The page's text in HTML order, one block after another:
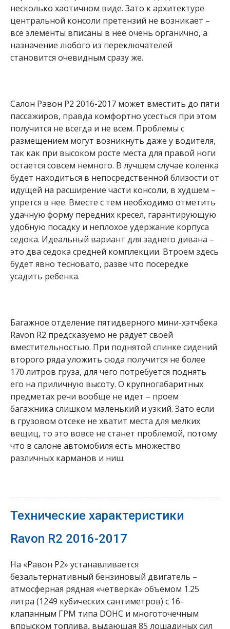
несколько хаотичном виде. Зато к архитектуре
центральной консоли претензий не возникает –
все элементы вписаны в нее очень органично, а
назначение любого из переключателей
становится очевидным сразу же.
Салон Равон Р2 2016-2017 может вместить до пяти
пассажиров, правда комфортно усесться при этом
получится не всегда и не всем. Проблемы с
размещением могут возникнуть даже у водителя,
так как при высоком росте места для правой ноги
остается совсем немного. В лучшем случае коленка
будет находиться в непосредственной близости от
идущей на расширение части консоли, в худшем –
упрется в нее. Вместе с тем необходимо отметить
удачную форму передних кресел, гарантирующую
удобную посадку и неплохое удержание корпуса
седока. Идеальный вариант для заднего дивана –
это два седока средней комплекции. Втроем здесь
будет явно тесновато, разве что посередке
усадить ребенка.
Багажное отделение пятидверного мини-хэтчбека
Ravon R2 предсказуемо не радует своей
вместительностью. При поднятой спинке сидений
второго ряда уложить сюда получится не более
170 литров груза, для чего потребуется поднять
его на приличную высоту. О крупногабаритных
предметах речи вообще не идет – проем
багажника слишком маленький и узкий. Зато если
в грузовом отсеке не хватит места для мелких
вещиц, то это вовсе не станет проблемой, потому
что в салоне автомобиля есть множество
различных карманов и ниш.
Технические характеристики
Ravon R2 2016-2017
На «Равон Р2» устанавливается
безальтернативный бензиновый двигатель –
атмосферная рядная «четверка» объемом 1.25
литра (1249 кубических сантиметров) с 16-
клапанным ГРМ типа DOHC и многоточечным
впрыском топлива, выдающая 85 лошадиных сил